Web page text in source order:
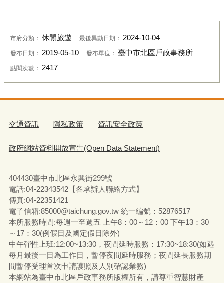
市府分類： 休閒旅遊 最後異動日期： 2024-10-04
發布日期： 2019-05-10 發布單位： 臺中市北區戶政事務所
點閱次數： 2417
交通資訊 隱私政策 資訊安全政策
政府網站資料開放宣告(Open Data Statement)
404430臺中市北區永興街299號
電話:04-22343542【各承辦人聯絡方式】
傳真:04-22351421
電子信箱:85000@taichung.gov.tw 統一編號：52876517
本所服務時間:每週一至週五 上午8：00～12：00 下午13：30
～17：30(例假日及國定假日除外)
中午彈性上班:12:00~13:30，夜間延時服務：17:30~18:30(如遇
每月最後一日為工作日，暫停夜間延時服務；夜間延長服務期
間暫停受理首次申請護照及人別確認業務)
本網站為臺中市北區戶政事務所版權所有，請尊重智慧財產